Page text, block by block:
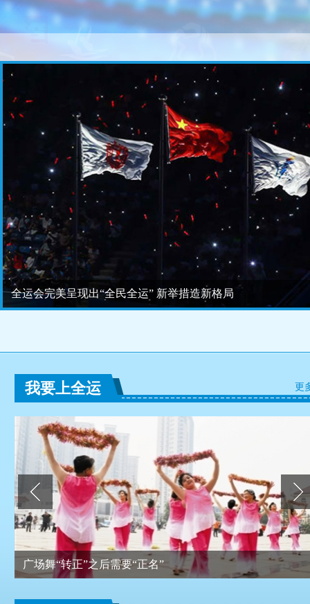
全运会完美呈现出“全民全运” 新举措造新格局
全运会-看世界冠军如何巅峰对决
我要上全运 更
广场舞“转正”之后需要“正名”